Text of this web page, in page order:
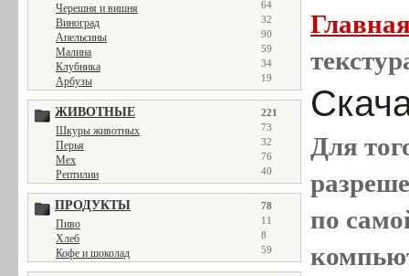
Черешня и вишня 64
Виноград 32
Апельсины 90
Малина 59
Клубника 34
Арбузы 19
ЖИВОТНЫЕ 221
Шкуры животных 73
Перья 32
Мех 76
Рептилии 40
ПРОДУКТЫ 78
Пиво 11
Хлеб 8
Кофе и шоколад 59
Для
по